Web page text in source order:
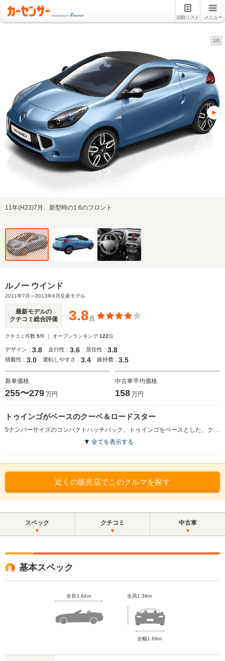
比較リスト メニュー
1/3
11年(H23)7月、新型時の1.6のフロント
ルノー ウインド
2011年7月～2013年8月生産モデル
最新モデルの
クチコミ総合評価
3.8点
クチコミ件数 5件 ｜ オープンランキング 122位
デザイン : 3.8 走行性 : 3.6 居住性 : 3.8
積載性 : 3.0 運転しやすさ : 3.4 維持費 : 3.5
新車価格
255〜279 万円
中古車平均価格
158 万円
トゥインゴがベースのクーペ＆ロードスター
5ナンバーサイズのコンパクトハッチバック、トゥインゴをベースとした、クーペとロードスター(オープン)の2つのスタイルが楽しめるオープンカー。開発はルノーのスポーツモデルやレースカーを開発、製造するルノー・スポールが担当。足回りやブレーキシステム、ステアリングフィールなどスポーティなキャラクターが演出された。最大の特徴は、わずか12秒で開閉する電動回転格納式ハードトップが採用されたこと。ハードトップはトランクリッド部に格納される構造のため、トランク内の荷物を気にする必要がなく、他社クーペカブリオレモデルとの大きな差別点になる。駆動系は1.6LのDOHCターボ＋5速MTの組み合わせとなる。(2011.7)
全てを表示する
近くの販売店でこのクルマを探す
スペック クチコミ 中古車
基本スペック
全長3.84m 全高1.38m
全幅1.69m